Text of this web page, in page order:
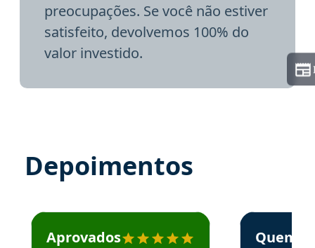
preocupações. Se você não estiver
satisfeito, devolvemos 100% do
valor investido.
Depoimentos
Estudante José recomenda o Aprova Concursos em
Aprovados
Estudante
Quem